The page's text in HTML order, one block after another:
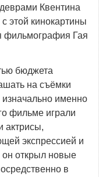
Квентина
этой кинокартины
фильмография Гая
бюджета
на съёмки
именно
фильме играли
актрисы,
экспрессией и
он открыл новые
в